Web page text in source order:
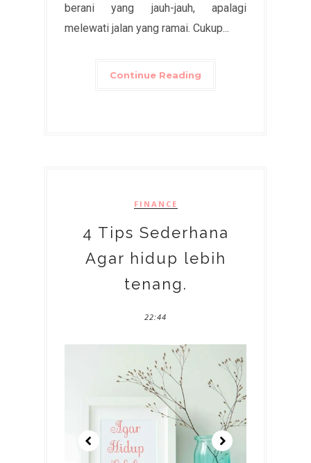
berani yang jauh-jauh, apalagi
melewati jalan yang ramai. Cukup...
Continue Reading
FINANCE
4 Tips Sederhana
Agar hidup lebih
tenang.
22:44